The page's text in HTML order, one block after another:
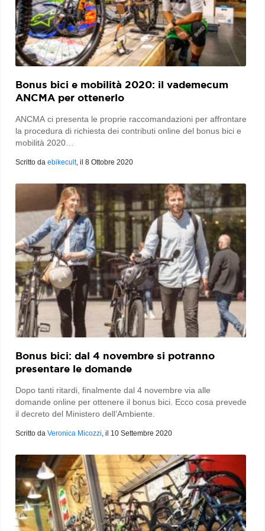
Bonus bici e mobilità 2020: il vademecum
ANCMA per ottenerlo
ANCMA ci presenta le proprie raccomandazioni per affrontare
la procedura di richiesta dei contributi online del bonus bici e
mobilità 2020…
Scritto da ebikecult, il 8 Ottobre 2020
Bonus bici: dal 4 novembre si potranno
presentare le domande
Dopo tanti ritardi, finalmente dal 4 novembre via alle
domande online per ottenere il bonus bici. Ecco cosa prevede
il decreto del Ministero dell’Ambiente.
Scritto da Veronica Micozzi , il 10 Settembre 2020